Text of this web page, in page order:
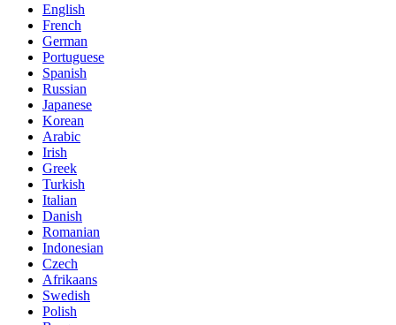
English
French
German
Portuguese
Spanish
Russian
Japanese
Korean
Arabic
Irish
Greek
Turkish
Italian
Danish
Romanian
Indonesian
Czech
Afrikaans
Swedish
Polish